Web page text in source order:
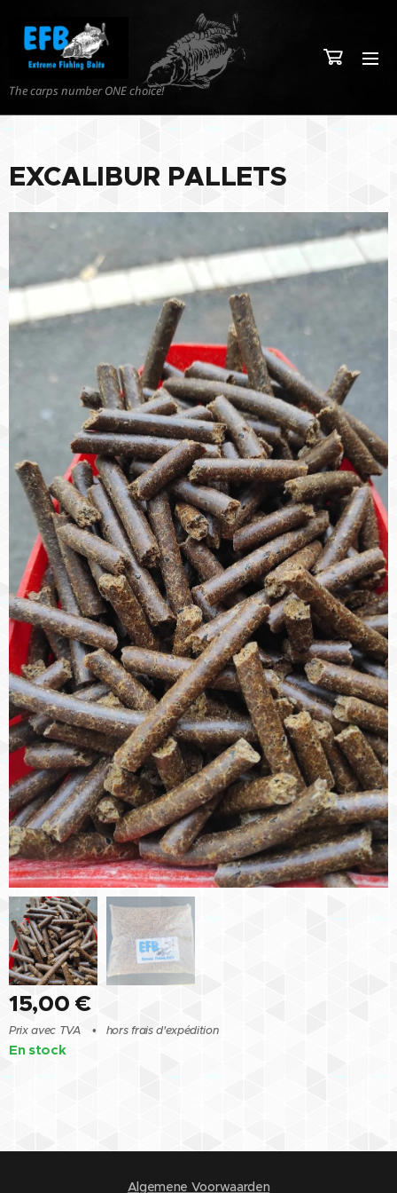
The carps number ONE choice!
EXCALIBUR PALLETS
15,00 €
Prix avec TVA hors frais d'expédition
En stock
Algemene Voorwaarden